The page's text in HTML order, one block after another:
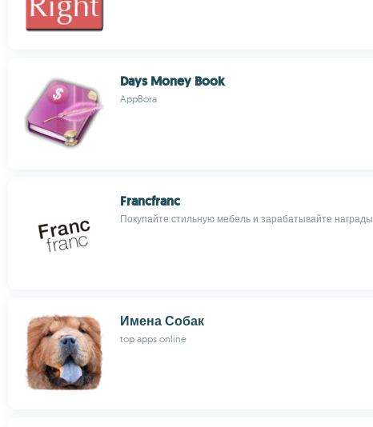
Days Money Book
AppBora
Francfranc
Покупайте стильную мебель и зарабатывайте награды
Имена Собак
top apps online